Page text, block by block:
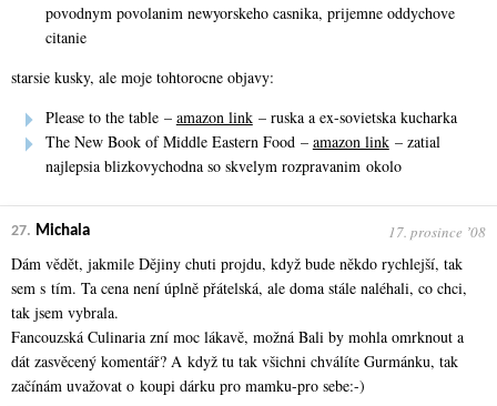
povodnym povolanim newyorskeho casnika, prijemne oddychove
citanie
starsie kusky, ale moje tohtorocne objavy:
Please to the table – amazon link– ruska a ex-sovietska kucharka
The New Book of Middle Eastern Food – amazon link– zatial
najlepsia blizkovychodna so skvelym rozpravanim okolo
27. Michala 17. prosince ʼ08
Dám vědět, jakmile Dějiny chuti projdu, když bude někdo rychlejší, tak
sem s tím. Ta cena není úplně přátelská, ale doma stále naléhali, co chci,
tak jsem vybrala.
Fancouzská Culinaria zní moc lákavě, možná Bali by mohla omrknout a
dát zasvěcený komentář? A když tu tak všichni chválíte Gurmánku, tak
začínám uvažovat o koupi dárku pro mamku-pro sebe:-)